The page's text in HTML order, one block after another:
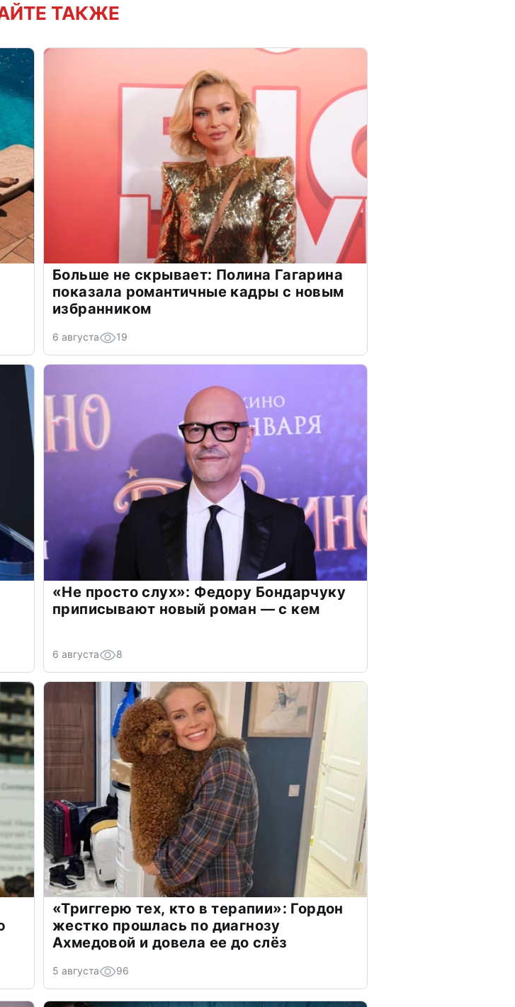
ТАКЖЕ
Больше не скрывает: Полина Гагарина
показала романтичные кадры с новым
избранником
6 августа 19
«Не просто слух»: Федору Бондарчуку
приписывают новый роман — с кем
6 августа 8
«Триггерю тех, кто в терапии»: Гордон
жестко прошлась по диагнозу
Ахмедовой и довела ее до слёз
5 августа 96